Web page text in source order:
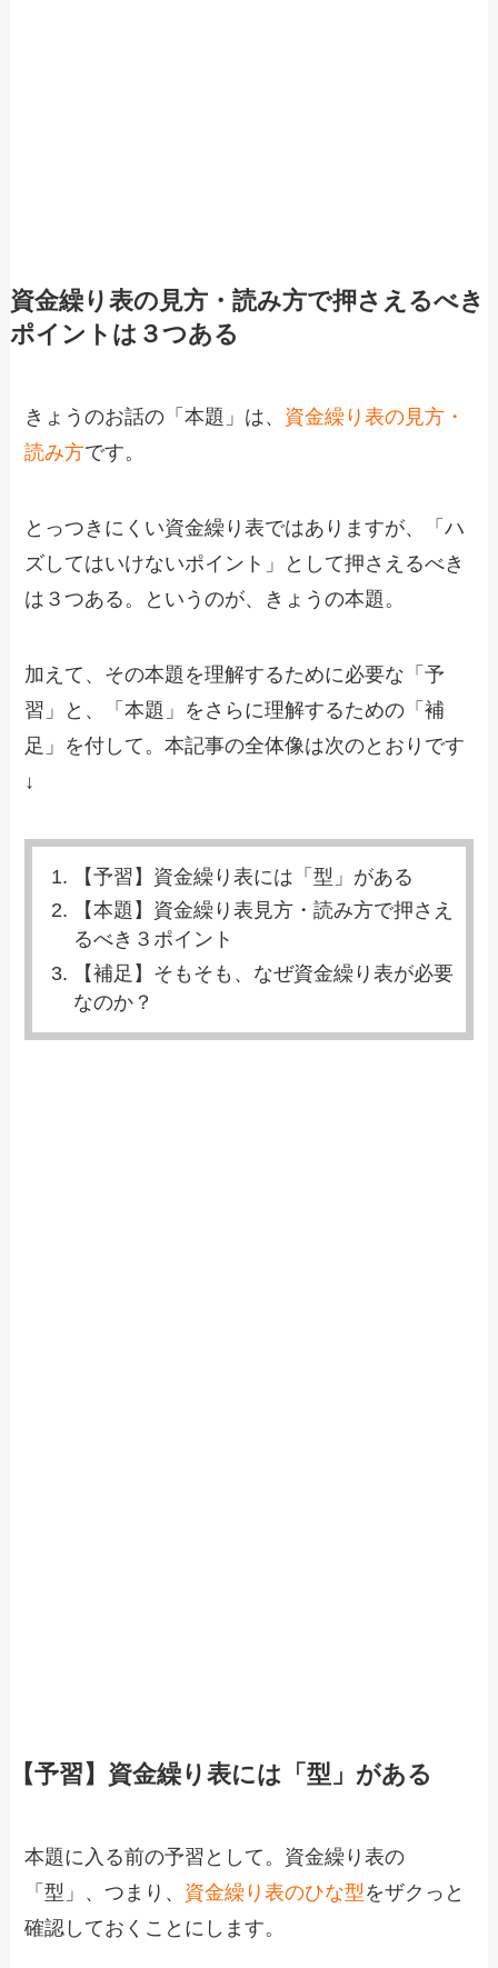
資金繰り表の見方・読み方で押さえるべき
ポイントは３つある
きょうのお話の「本題」は、 資金繰り表の見方・
読み方です。
とっつきにくい資金繰り表ではありますが、「ハ
ズしてはいけないポイント」として押さえるべき
は３つある。というのが、きょうの本題。
加えて、その本題を理解するために必要な「予
習」と、「本題」をさらに理解するための「補
足」を付して。本記事の全体像は次のとおりです
↓
【予習】資金繰り表には「型」がある
【本題】資金繰り表見方・読み方で押さえ
るべき３ポイント
【補足】そもそも、なぜ資金繰り表が必要
なのか？
【予習】資金繰り表には「型」がある
本題に入る前の予習として。資金繰り表の
「型」、つまり、 資金繰り表のひな型 をザクっと
確認しておくことにします。